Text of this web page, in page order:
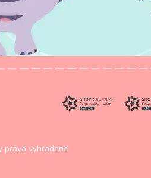
práva vyhradené